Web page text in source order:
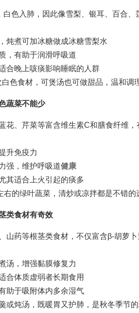
白色入肺，因此像雪梨、银耳、百合
炖煮可加冰糖做成冰糖雪梨水
，有助于润滑呼吸道
合晚上咳痰影响睡眠的人群
色食材，可煲汤也可做甜品，温和调
蔬菜不能少
花、芹菜等富含维生素C和膳食纤维
升免疫力
强，维护呼吸道健康
其适合上火引起的痰多
右的绿叶蔬菜，清炒或凉拌都是不错
类食材有奇效
山药等根茎类食材，不仅富含β-胡萝
汤，增强黏膜修复力
合体质虚弱者长期食用
助于吸附体内多余湿气
或炖汤，既暖胃又护肺，是秋冬季节的